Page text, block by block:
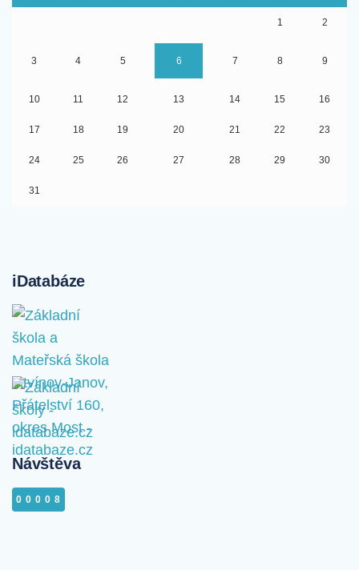
1 2
3 4 5 6 7 8 9
10 11 12 13 14 15 16
17 18 19 20 21 22 23
24 25 26 27 28 29 30
31
iDatabáze
Návštěva
00008